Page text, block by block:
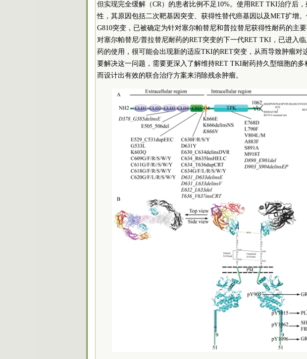
但实现完全缓解（CR）的患者比例不足10%。使用RET TKI治疗后
性，其原因包括二次靶基因突变、获得性替代癌基因以及MET扩增
G810突变，已被确定为针对塞尔帕替尼和普拉替尼获得性耐药的主
对塞尔帕替尼/普拉替尼耐药的RET突变的下一代RET TKI，已进入
药的使用，很可能会出现新的适应TKI的RET突变，从而导致肿瘤对
要解决这一问题，需要更深入了解维持RET TKI耐药持久型细胞的
而设计出有效的联合治疗方案来消除残余肿瘤。